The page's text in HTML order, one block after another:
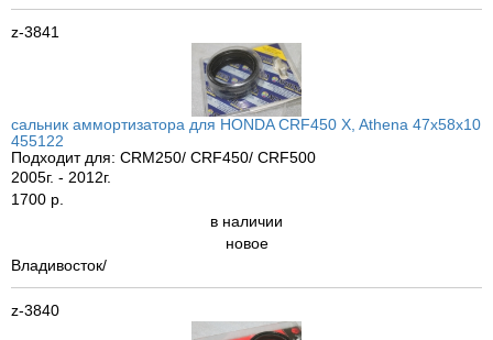
z-3841
сальник аммортизатора для HONDA CRF450 X, Athena 47x58x10
455122
Подходит для: CRM250/ CRF450/ CRF500
2005г. - 2012г.
1700 р.
в наличии
новое
Владивосток/
z-3840